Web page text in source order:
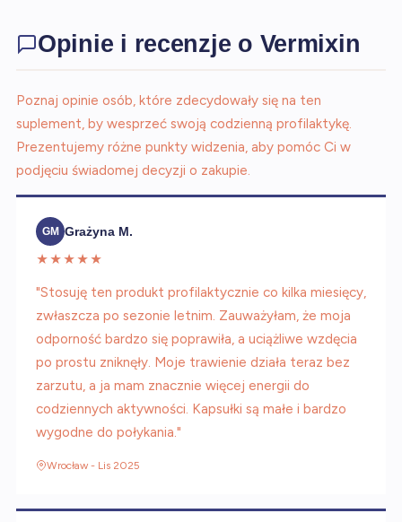
Opinie i recenzje o Vermixin
Poznaj opinie osób, które zdecydowały się na ten
suplement, by wesprzeć swoją codzienną profilaktykę.
Prezentujemy różne punkty widzenia, aby pomóc Ci w
podjęciu świadomej decyzji o zakupie.
GM Grażyna M.
★★★★★
"Stosuję ten produkt profilaktycznie co kilka miesięcy,
zwłaszcza po sezonie letnim. Zauważyłam, że moja
odporność bardzo się poprawiła, a uciążliwe wzdęcia
po prostu zniknęły. Moje trawienie działa teraz bez
zarzutu, a ja mam znacznie więcej energii do
codziennych aktywności. Kapsułki są małe i bardzo
wygodne do połykania."
Wrocław - Lis 2025